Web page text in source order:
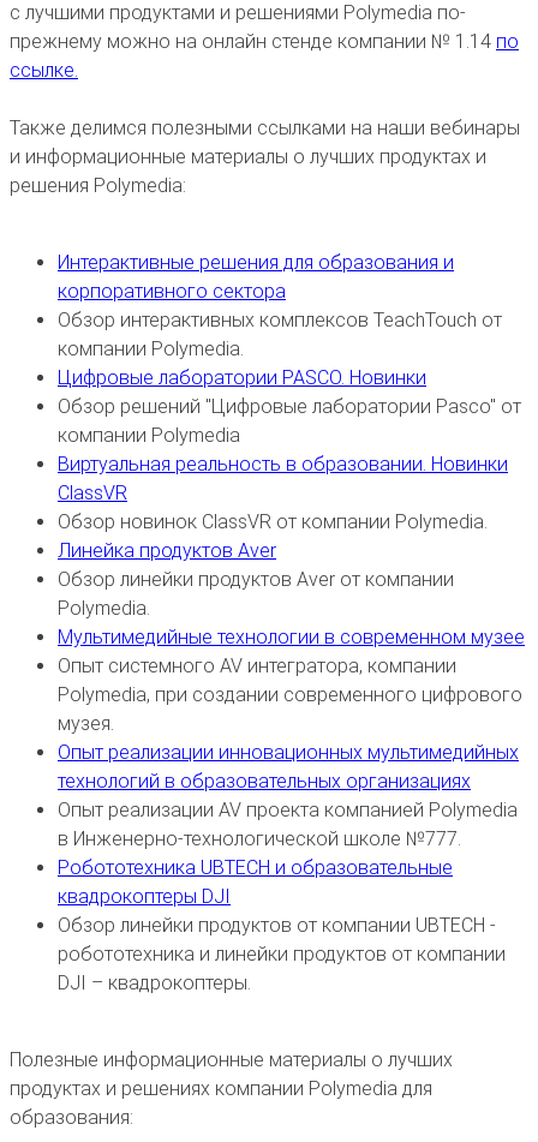
с лучшими продуктами и решениями Polymedia по-
прежнему можно на онлайн стенде компании № 1.14 по
ссылке.
Также делимся полезными ссылками на наши вебинары
и информационные материалы о лучших продуктах и
решения Polymedia:
Интерактивные решения для образования и
корпоративного сектора
Обзор интерактивных комплексов TeachTouch от
компании Polymedia.
Цифровые лаборатории PASCO. Новинки
Обзор решений "Цифровые лаборатории Pasco" от
компании Polymedia
Виртуальная реальность в образовании. Новинки
ClassVR
Обзор новинок ClassVR от компании Polymedia.
Линейка продуктов Aver
Обзор линейки продуктов Aver от компании
Polymedia.
Мультимедийные технологии в современном музее
Опыт системного AV интегратора, компании
Polymedia, при создании современного цифрового
музея.
Опыт реализации инновационных мультимедийных
технологий в образовательных организациях
Опыт реализации AV проекта компанией Polymedia
в Инженерно-технологической школе №777.
Робототехника UBTECH и образовательные
квадрокоптеры DJI
Обзор линейки продуктов от компании UBTECH -
робототехника и линейки продуктов от компании
DJI – квадрокоптеры.
Полезные информационные материалы о лучших
продуктах и решениях компании Polymedia для
образования: